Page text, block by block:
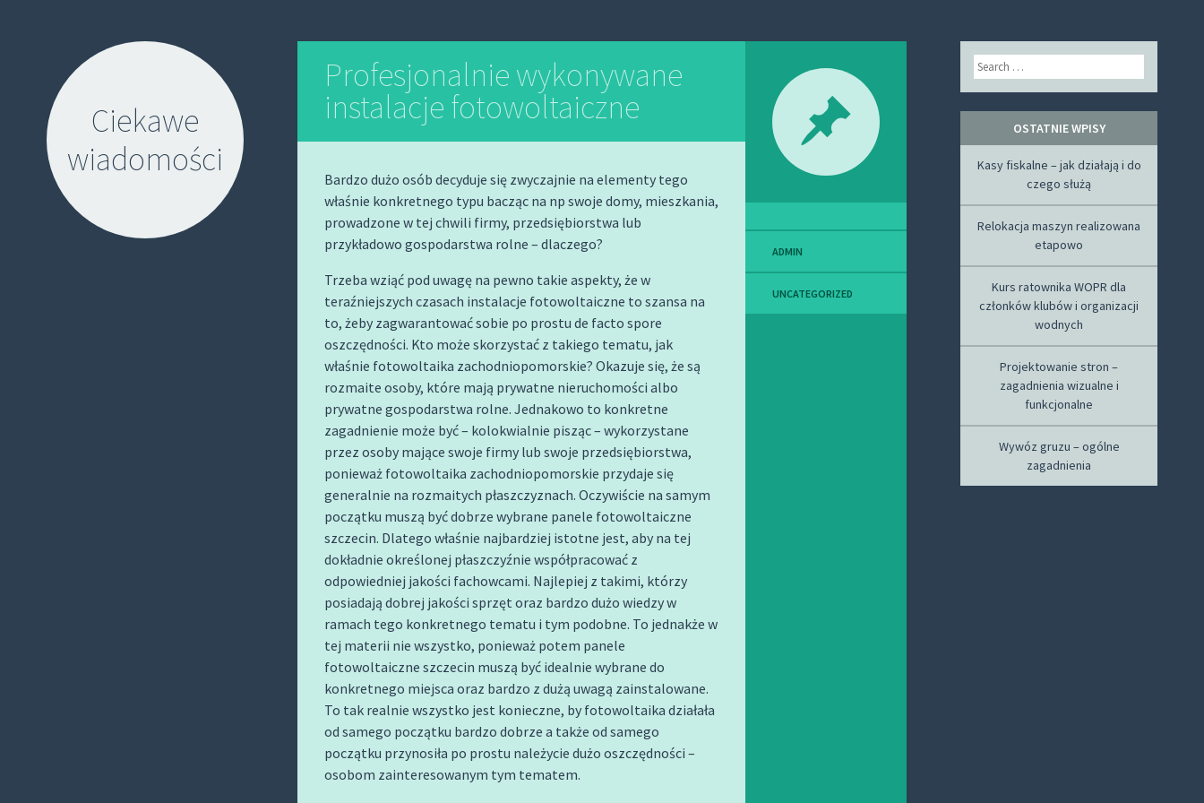
Ciekawe
wiadomości
Profesjonalnie wykonywane
instalacje fotowoltaiczne
Bardzo dużo osób decyduje się zwyczajnie na elementy tego
właśnie konkretnego typu bacząc na np swoje domy, mieszkania,
prowadzone w tej chwili firmy, przedsiębiorstwa lub
przykładowo gospodarstwa rolne – dlaczego?
Trzeba wziąć pod uwagę na pewno takie aspekty, że w
teraźniejszych czasach instalacje fotowoltaiczne to szansa na
to, żeby zagwarantować sobie po prostu de facto spore
oszczędności. Kto może skorzystać z takiego tematu, jak
właśnie fotowoltaika zachodniopomorskie? Okazuje się, że są
rozmaite osoby, które mają prywatne nieruchomości albo
prywatne gospodarstwa rolne. Jednakowo to konkretne
zagadnienie może być – kolokwialnie pisząc – wykorzystane
przez osoby mające swoje firmy lub swoje przedsiębiorstwa,
ponieważ fotowoltaika zachodniopomorskie przydaje się
generalnie na rozmaitych płaszczyznach. Oczywiście na samym
początku muszą być dobrze wybrane panele fotowoltaiczne
szczecin. Dlatego właśnie najbardziej istotne jest, aby na tej
dokładnie określonej płaszczyźnie współpracować z
odpowiedniej jakości fachowcami. Najlepiej z takimi, którzy
posiadają dobrej jakości sprzęt oraz bardzo dużo wiedzy w
ramach tego konkretnego tematu i tym podobne. To jednakże w
tej materii nie wszystko, ponieważ potem panele
fotowoltaiczne szczecin muszą być idealnie wybrane do
konkretnego miejsca oraz bardzo z dużą uwagą zainstalowane.
To tak realnie wszystko jest konieczne, by fotowoltaika działała
od samego początku bardzo dobrze a także od samego
początku przynosiła po prostu należycie dużo oszczędności –
osobom zainteresowanym tym tematem.
ADMIN
UNCATEGORIZED
Search
OSTATNIE WPISY
Kasy fiskalne – jak działają i do
czego służą
Relokacja maszyn realizowana
etapowo
Kurs ratownika WOPR dla
członków klubów i organizacji
wodnych
Projektowanie stron –
zagadnienia wizualne i
funkcjonalne
Wywóz gruzu – ogólne
zagadnienia